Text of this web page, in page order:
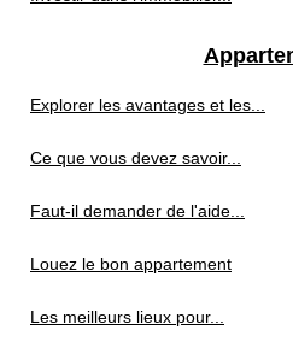
Explorer les avantages et les...
Ce que vous devez savoir...
Faut-il demander de l'aide...
Louez le bon appartement
Les meilleurs lieux pour...